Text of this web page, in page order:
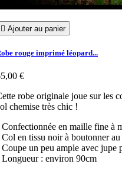
 Ajouter au panier
rouge imprimé léopard...
€
robe originale joue sur les
chemise très chic !
Confectionnée en maille fine à
Col en tissu noir à boutonner au
Coupe un peu ample avec jupe
Longueur : environ 90cm